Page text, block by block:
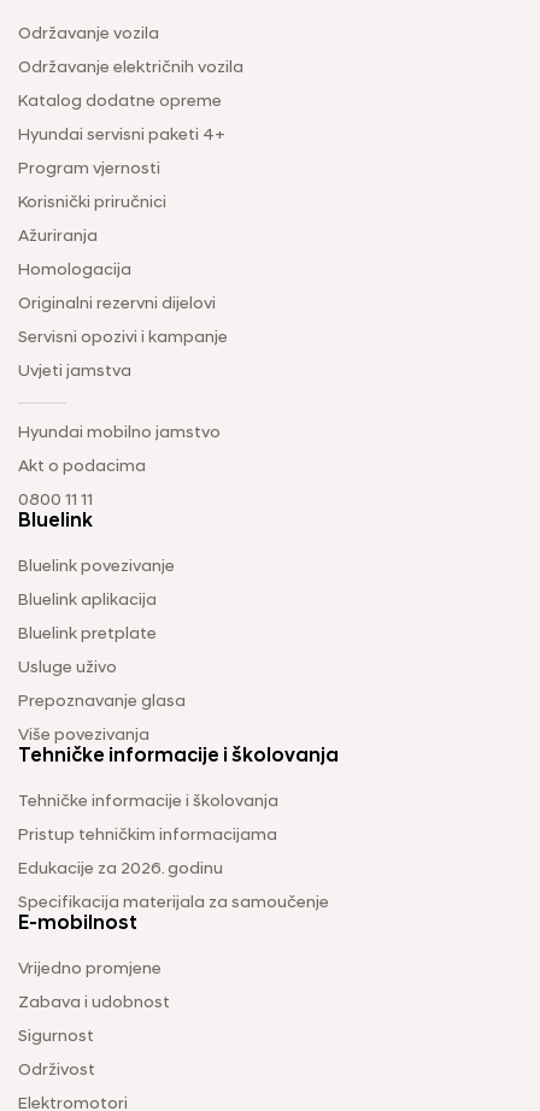
Održavanje vozila
Održavanje električnih vozila
Katalog dodatne opreme
Hyundai servisni paketi 4+
Program vjernosti
Korisnički priručnici
Ažuriranja
Homologacija
Originalni rezervni dijelovi
Servisni opozivi i kampanje
Uvjeti jamstva
Hyundai mobilno jamstvo
Akt o podacima
0800 11 11
Bluelink
Bluelink povezivanje
Bluelink aplikacija
Bluelink pretplate
Usluge uživo
Prepoznavanje glasa
Više povezivanja
Tehničke informacije i školovanja
Tehničke informacije i školovanja
Pristup tehničkim informacijama
Edukacije za 2026. godinu
Specifikacija materijala za samoučenje
E-mobilnost
Vrijedno promjene
Zabava i udobnost
Sigurnost
Održivost
Elektromotori